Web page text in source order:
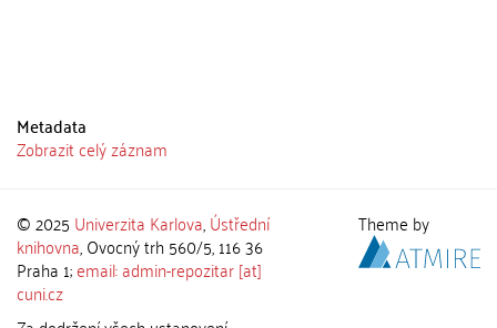
Metadata
Zobrazit celý záznam
© 2025 Univerzita Karlova,Ústřední
knihovna, Ovocný trh 560/5, 116 36
Praha 1;email: admin-repozitar [at]
cuni.cz
Theme by